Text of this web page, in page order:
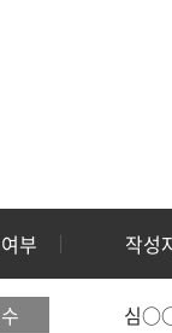
부 작성
심